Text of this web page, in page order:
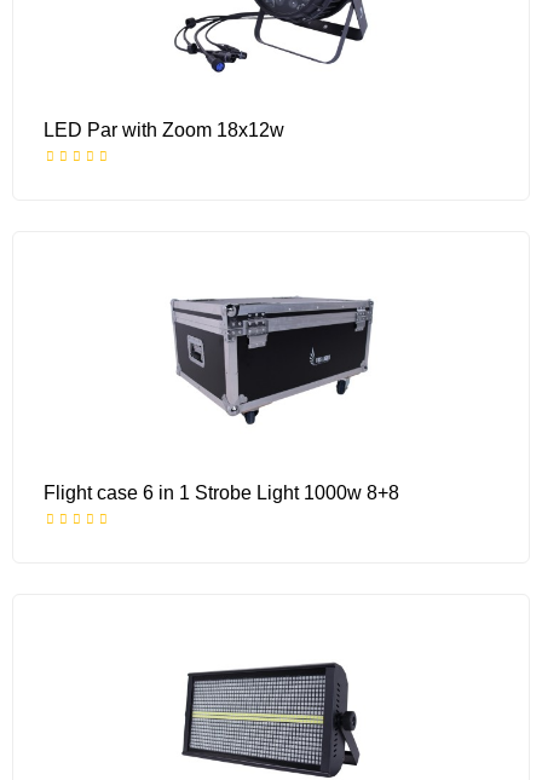
LED Par with Zoom 18x12w
Flight case 6 in 1 Strobe Light 1000w 8+8